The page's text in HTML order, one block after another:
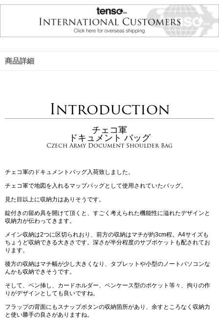
商品詳細
Introduction
チェコ軍
ドキュメント バッグ
Czech Army Document Shoulder Bag
チェコ軍のドキュメントバッグ入荷致しました。
チェコ軍で地図を入れるマップバッグとして使用されていたバッグ。
見た目以上に収納力はありそうです。
錠付きの留め具を開けて頂くと、すごく考えられた機能性に溢れたデザインと
収納力が伝わってきます。
メイン収納は2つに区切られおり、前方の収納はマチが約3cm程。A4サイズも
ちょうど収納できる大きさです。深さが半分程度のサブポケットも配されてお
ります。
後方の収納はマチ幅が少し大きくなり、タブレットや小型のノートパソコンな
んかも収納できそうです。
そして、ペン挿し、カードホルダー、ペンケース型のポケット等々、拘りの作
りがデザインとしても良いですね。
フラップの背面にもスナップボタンの収納箇所があり、余すところなく収納力
と使い勝手の良さがありますね。